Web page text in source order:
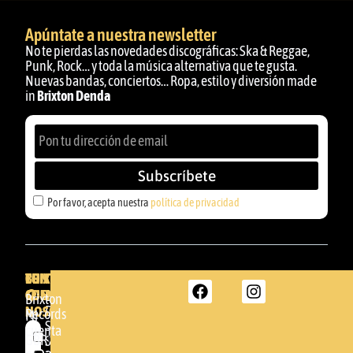
Apúntate a nuestra newsletter
No te pierdas las novedades discográficas: Ska & Reggae,
Punk, Rock… y toda la música alternativa que te gusta.
Nuevas bandas, conciertos… Ropa, estilo y diversión made
in Brixton Denda
Por favor, acepta nuestra política de privacidad
Subscríbete
BRIXTON
DENDA -
SHOP
Somera
BRIXTON
Brixton
Records
GBR
TU
CUENTA
Mi
cuenta
CONTACTA
CON
NOSOTROS
Por